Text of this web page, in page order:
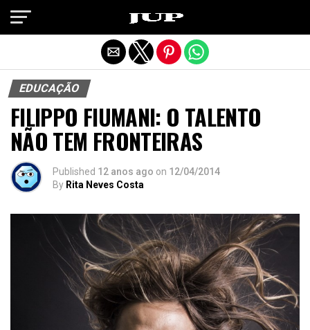
EDUCAÇÃO
FILIPPO FIUMANI: O TALENTO
NÃO TEM FRONTEIRAS
Published 12 anos ago on 12/04/2014
By Rita Neves Costa
Exit mobile version